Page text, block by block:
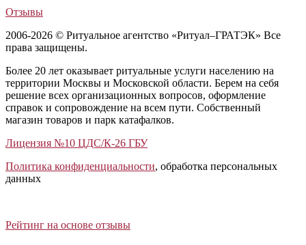
Отзывы
2006-2026 © Ритуальное агентство «Ритуал–ГРАТЭК» Все
права защищены.
Более 20 лет оказывает ритуальные услуги населению на
территории Москвы и Московской области. Берем на себя
решение всех организационных вопросов, оформление
справок и сопровождение на всем пути. Собственный
магазин товаров и парк катафалков.
Лицензия №10 ЦДС/К-26 ГБУ
Политика конфиденциальности, обработка персональных
данных
Рейтинг на основе отзывы